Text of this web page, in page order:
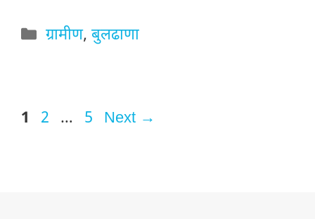
Categories
ग्रामीण,बुलढाणा
Page
1 Page
2 … Page
5 Next →